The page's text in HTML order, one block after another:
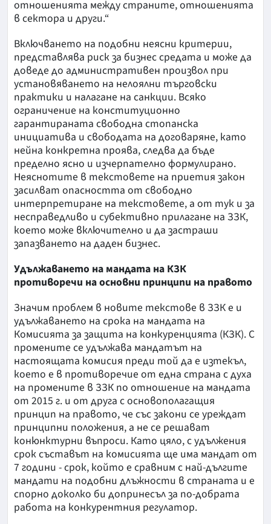
отношенията между страните, отношенията
в сектора и други.“
Включването на подобни неясни критерии,
представлява риск за бизнес средата и може да
доведе до административен произвол при
установяването на нелоялни търговски
практики и налагане на санкции. Всяко
ограничение на конституционно
гарантираната свободна стопанска
инициатива и свободата на договаряне, като
нейна конкретна проява, следва да бъде
пределно ясно и изчерпателно формулирано.
Неяснотите в текстовете на приетия закон
засилват опасността от свободно
интерпретиране на текстовете, а от тук и за
несправедливо и субективно прилагане на ЗЗК,
което може включително и да застраши
запазването на даден бизнес.
Удължаването на мандата на КЗК
противоречи на основни принципи на правото
Значим проблем в новите текстове в ЗЗК е и
удължаването на срока на мандата на
Комисията за защита на конкуренцията (КЗК). С
промените се удължава мандатът на
настоящата комисия преди той да е изтекъл,
което е в противоречие от една страна с духа
на промените в ЗЗК по отношение на мандата
от 2015 г. и от друга с основополагащия
принцип на правото, че със закони се уреждат
принципни положения, а не се решават
конюнктурни въпроси. Като цяло, с удължения
срок съставът на комисията ще има мандат от
7 години - срок, който е сравним с най-дългите
мандати на подобни длъжности в страната и е
спорно доколко би допринесъл за по-добрата
работа на конкурентния регулатор.